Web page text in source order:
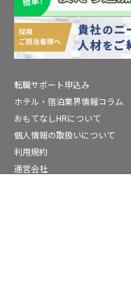
転職サポート申込み
ホテル・宿泊業界情報コラム
おもてなしHRについて
個人情報の取扱いについて
利用規約
運営会社